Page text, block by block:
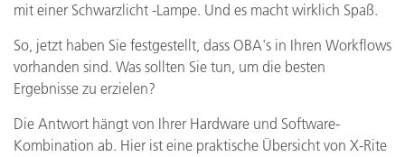
mit einer Schwarzlicht -Lampe. Und es macht wirklich Spaß.
So, jetzt haben Sie festgestellt, dass OBA's in Ihren Workflows
vorhanden sind. Was sollten Sie tun, um die besten
Ergebnisse zu erzielen?
Die Antwort hängt von Ihrer Hardware und Software-
Kombination ab. Hier ist eine praktische Übersicht von X-Rite